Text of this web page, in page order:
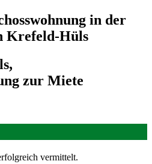
in der
Krefeld-Hüls
zur Miete
vermittelt.